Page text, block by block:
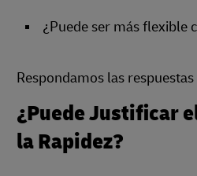
¿Puede ser más flexible
Respondamos las
¿Puede Justificar
la Rapidez?